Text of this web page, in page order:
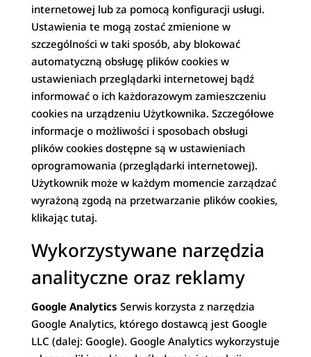
internetowej lub za pomocą konfiguracji usługi.
Ustawienia te mogą zostać zmienione w
szczególności w taki sposób, aby blokować
automatyczną obsługę plików cookies w
ustawieniach przeglądarki internetowej bądź
informować o ich każdorazowym zamieszczeniu
cookies na urządzeniu Użytkownika. Szczegółowe
informacje o możliwości i sposobach obsługi
plików cookies dostępne są w ustawieniach
oprogramowania (przeglądarki internetowej).
Użytkownik może w każdym momencie zarządzać
wyrażoną zgodą na przetwarzanie plików cookies,
klikając tutaj.
Wykorzystywane narzędzia
analityczne oraz reklamy
Google Analytics Serwis korzysta z narzędzia
Google Analytics, którego dostawcą jest Google
LLC (dalej: Google). Google Analytics wykorzystuje